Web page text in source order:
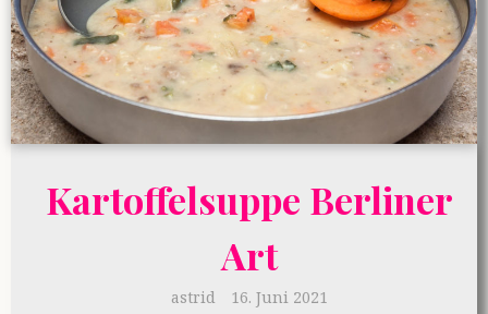
Kartoffelsuppe Berliner
Art
astrid 16. Juni 2021